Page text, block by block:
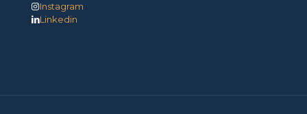
Instagram
Linkedin